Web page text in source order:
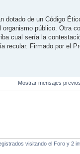
dotado de un Código
público. Otra
cual sería la
recular. Firmado por el
Mostrar mensajes
visitando el Foro y 2